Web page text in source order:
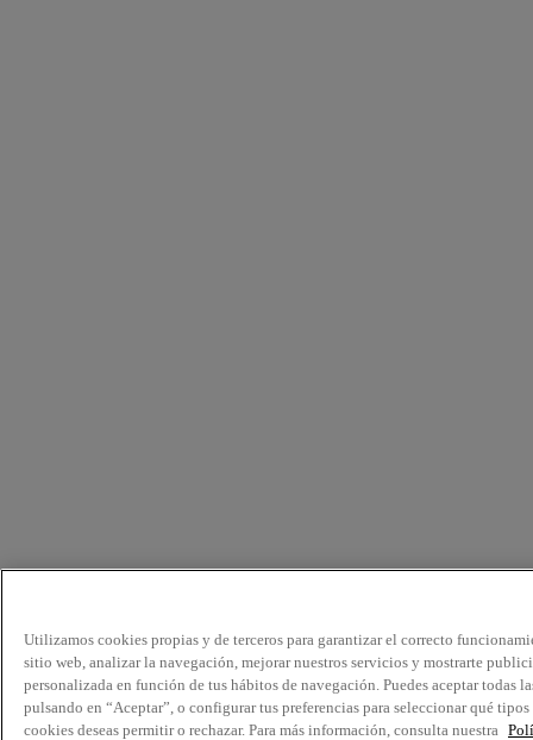
Utilizamos cookies propias y de terceros para garantizar el correcto
sitio web, analizar la navegación, mejorar nuestros servicios y mostrarte
personalizada en función de tus hábitos de navegación. Puedes aceptar todas
pulsando en “Aceptar”, o configurar tus preferencias para seleccionar qué tipos
cookies deseas permitir o rechazar. Para más información, consulta nuestra